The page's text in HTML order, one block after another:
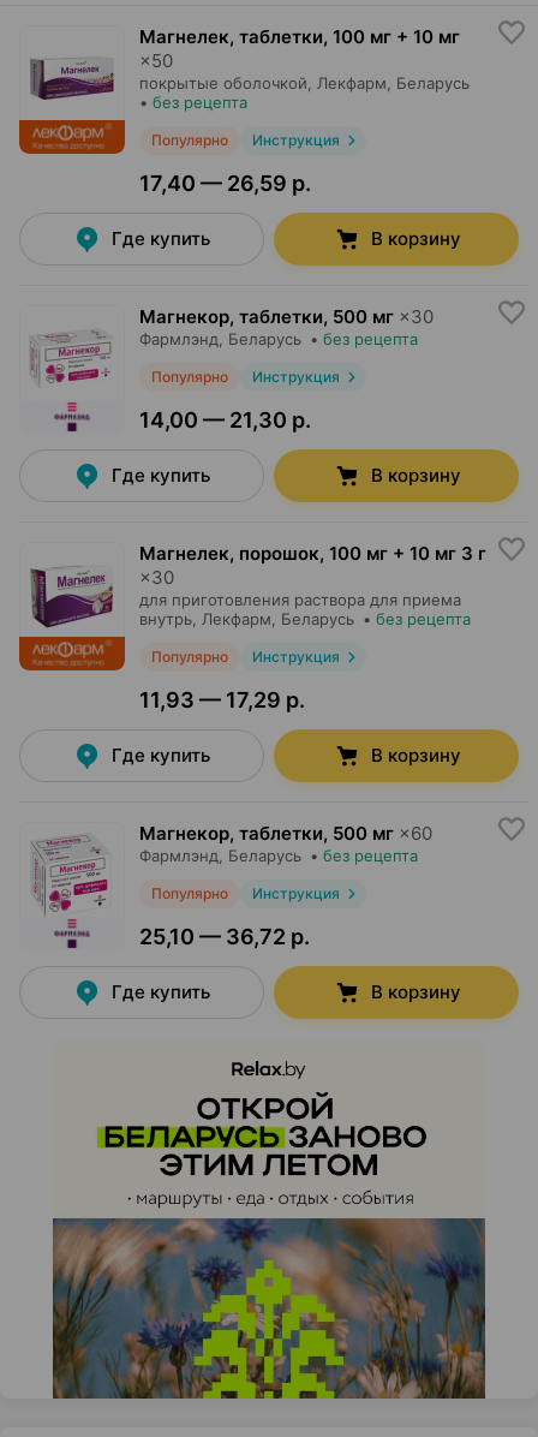
Магнелек, таблетки, 100 мг + 10 мг
×50
покрытые оболочкой, Лекфарм , Беларусь
• без рецепта
Популярно Инструкция
17,40 — 26,59 р.
Где купить В корзину
Магнекор, таблетки, 500 мг ×30
Фармлэнд , Беларусь • без рецепта
Популярно Инструкция
14,00 — 21,30 р.
Где купить В корзину
Магнелек, порошок, 100 мг + 10 мг 3 г
×30
для приготовления раствора для приема
внутрь, Лекфарм , Беларусь • без рецепта
Популярно Инструкция
11,93 — 17,29 р.
Где купить В корзину
Магнекор, таблетки, 500 мг ×60
Фармлэнд , Беларусь • без рецепта
Популярно Инструкция
25,10 — 36,72 р.
Где купить В корзину